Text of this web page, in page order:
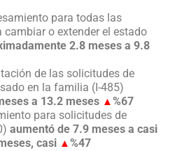
para todas las
cambiar o extender el estado
2.8 meses a 9.8
de las solicitudes de
en la familia (I-485)
a 13.2 meses ▲%67
para solicitudes de
aumentó de 7.9 meses a casi
casi ▲%47